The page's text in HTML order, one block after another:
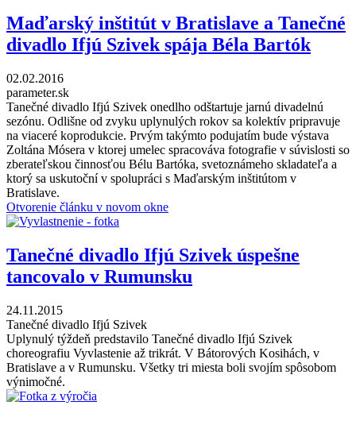
Maďarský inštitút v Bratislave a Tanečné
divadlo Ifjú Szivek spája Béla Bartók
02.02.2016
parameter.sk
Tanečné divadlo Ifjú Szivek onedlho odštartuje jarnú divadelnú
sezónu. Odlišne od zvyku uplynulých rokov sa kolektív pripravuje
na viaceré koprodukcie. Prvým takýmto podujatím bude výstava
Zoltána Mósera v ktorej umelec spracováva fotografie v súvislosti so
zberateľskou činnosťou Bélu Bartóka, svetoznámeho skladateľa a
ktorý sa uskutoční v spolupráci s Maďarským inštitútom v
Bratislave.
Otvorenie článku v novom okne
Tanečné divadlo Ifjú Szivek úspešne
tancovalo v Rumunsku
24.11.2015
Tanečné divadlo Ifjú Szivek
Uplynulý týždeň predstavilo Tanečné divadlo Ifjú Szivek
choreografiu Vyvlastenie až trikrát. V Bátorových Kosihách, v
Bratislave a v Rumunsku. Všetky tri miesta boli svojím spôsobom
výnimočné.